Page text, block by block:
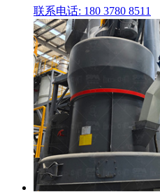
联系电话: 180 3780 8511